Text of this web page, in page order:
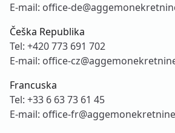
E-mail: office-
Češka Republika
Tel: +420 773 691 702
E-mail: office-
Francuska
Tel: +33 6 63 73 61 45
E-mail: office-